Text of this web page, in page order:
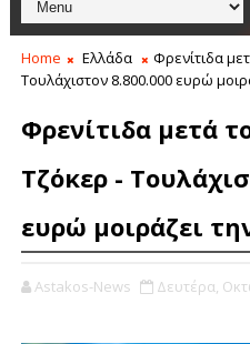
Home Ελλάδα
Φρενίτιδα
Τουλάχιστον 8.800.000 ευρώ
Φρενίτιδα μετά
Τζόκερ -
ευρώ μοιράζει
Astakos-News Δευτέρα,